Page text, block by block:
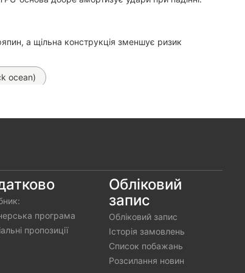
а щільна конструкція зменшує ризик
ocean)
14/13 (Чорний)
14/13
H13 Чохол Space MagSafe на iPhone 14
програма
пропозиції
Обліковий
запис
Обліковий запис
Історія замовлень
Список побажань
Розсилання новин